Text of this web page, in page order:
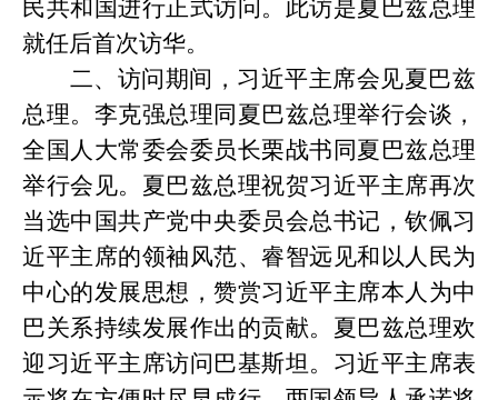
民共和国进行正式访问。此访是夏巴兹总理
就任后首次访华。
二、访问期间，习近平主席会见夏巴兹
总理。李克强总理同夏巴兹总理举行会谈，
全国人大常委会委员长栗战书同夏巴兹总理
举行会见。夏巴兹总理祝贺习近平主席再次
当选中国共产党中央委员会总书记，钦佩习
近平主席的领袖风范、睿智远见和以人民为
中心的发展思想，赞赏习近平主席本人为中
巴关系持续发展作出的贡献。夏巴兹总理欢
迎习近平主席访问巴基斯坦。习近平主席表